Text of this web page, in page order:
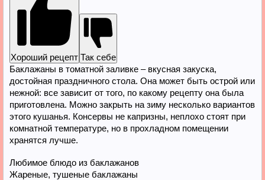
Хороший рецепт Так себе
Баклажаны в томатной заливке – вкусная закуска,
достойная праздничного стола. Она может быть острой или
нежной: все зависит от того, по какому рецепту она была
приготовлена. Можно закрыть на зиму несколько вариантов
этого кушанья. Консервы не капризны, неплохо стоят при
комнатной температуре, но в прохладном помещении
хранятся лучше.
Любимое блюдо из баклажанов
Жареные, тушеные баклажаны